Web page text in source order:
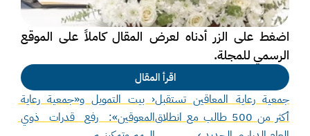
الرسمي للمجلة.
اقرأ المقال
‹ بيت التمويل و«جمعية رعاية
المعوقين»: رفع قدرات ذوي
جمعية رعاية المعاقين تستقبل
أكثر من 500 طالب مع انطلاق